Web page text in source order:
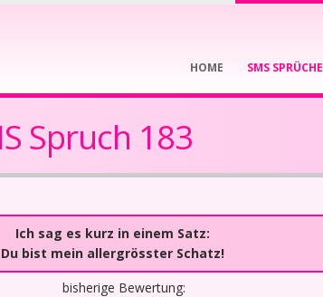
HOME SMS SPRÜCHE
Spruch 183
Ich sag es kurz in einem Satz:
Du bist mein allergrösster Schatz!
bisherige Bewertung: